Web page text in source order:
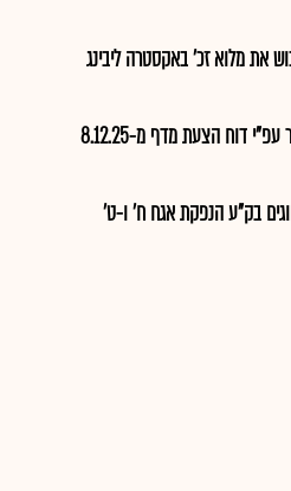
את מלוא זכ' באקסטרה ליבינג
דוח הצעת מדף מ-8.12.25
בק"ע הנפקת אגח ח' ו-ט'